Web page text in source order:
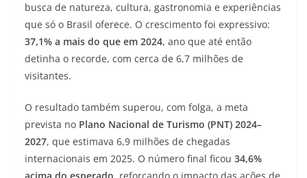
busca de natureza, cultura, gastronomia e experiências
que só o Brasil oferece. O crescimento foi expressivo:
37,1% a mais do que em 2024, ano que até então
detinha o recorde, com cerca de 6,7 milhões de
visitantes.
O resultado também superou, com folga, a meta
prevista no Plano Nacional de Turismo (PNT) 2024–
2027, que estimava 6,9 milhões de chegadas
internacionais em 2025. O número final ficou 34,6%